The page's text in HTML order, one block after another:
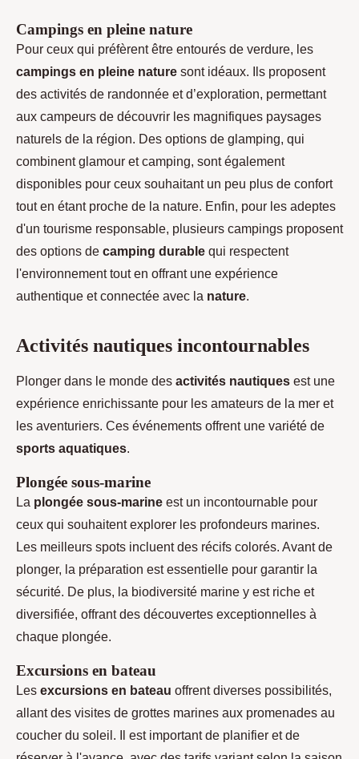
Campings en pleine nature
Pour ceux qui préfèrent être entourés de verdure, les
campings en pleine nature sont idéaux. Ils proposent
des activités de randonnée et d’exploration, permettant
aux campeurs de découvrir les magnifiques paysages
naturels de la région. Des options de glamping, qui
combinent glamour et camping, sont également
disponibles pour ceux souhaitant un peu plus de confort
tout en étant proche de la nature. Enfin, pour les adeptes
d'un tourisme responsable, plusieurs campings proposent
des options de camping durable qui respectent
l'environnement tout en offrant une expérience
authentique et connectée avec la nature.
Activités nautiques incontournables
Plonger dans le monde des activités nautiques est une
expérience enrichissante pour les amateurs de la mer et
les aventuriers. Ces événements offrent une variété de
sports aquatiques.
Plongée sous-marine
La plongée sous-marine est un incontournable pour
ceux qui souhaitent explorer les profondeurs marines.
Les meilleurs spots incluent des récifs colorés. Avant de
plonger, la préparation est essentielle pour garantir la
sécurité. De plus, la biodiversité marine y est riche et
diversifiée, offrant des découvertes exceptionnelles à
chaque plongée.
Excursions en bateau
Les excursions en bateau offrent diverses possibilités,
allant des visites de grottes marines aux promenades au
coucher du soleil. Il est important de planifier et de